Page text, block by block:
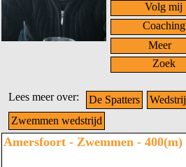
Volg mij
Coaching
Zoek
Lees meer over: De Spatters
Zwemmen wedstrijd
Amersfoort - Zwemmen - 400(m)